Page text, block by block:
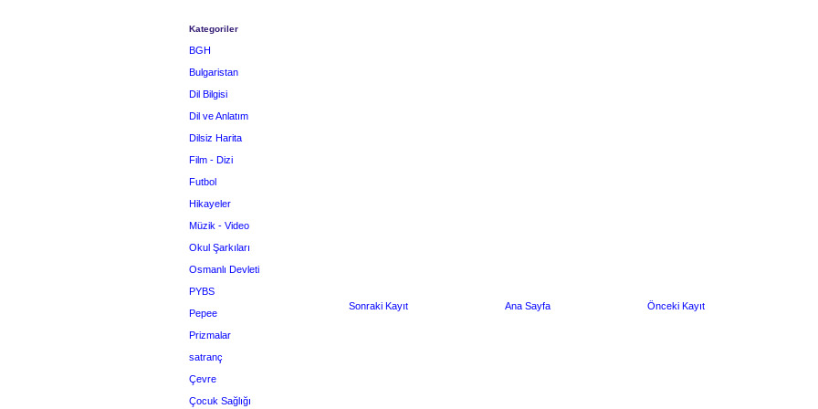
Sonraki Kayıt Önceki Kayıt
Ana Sayfa
Kategoriler
BGH
Bulgaristan
Dil Bilgisi
Dil ve Anlatım
Dilsiz Harita
Film - Dizi
Futbol
Hikayeler
Müzik - Video
Okul Şarkıları
Osmanlı Devleti
PYBS
Pepee
Prizmalar
satranç
Çevre
Çocuk Sağlığı